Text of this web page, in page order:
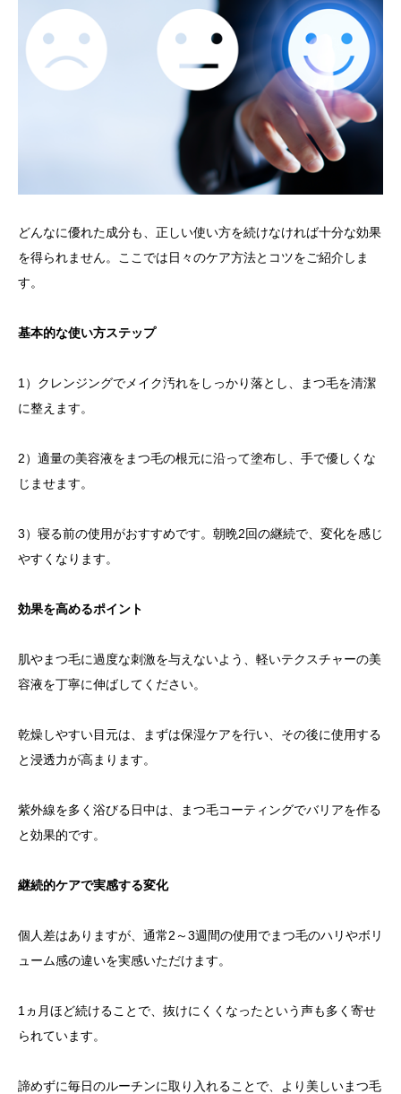
どんなに優れた成分も、正しい使い方を続けなければ十分な効果
を得られません。ここでは日々のケア方法とコツをご紹介しま
す。
基本的な使い方ステップ
1）クレンジングでメイク汚れをしっかり落とし、まつ毛を清潔
に整えます。
2）適量の美容液をまつ毛の根元に沿って塗布し、手で優しくな
じませます。
3）寝る前の使用がおすすめです。朝晩2回の継続で、変化を感じ
やすくなります。
効果を高めるポイント
肌やまつ毛に過度な刺激を与えないよう、軽いテクスチャーの美
容液を丁寧に伸ばしてください。
乾燥しやすい目元は、まずは保湿ケアを行い、その後に使用する
と浸透力が高まります。
紫外線を多く浴びる日中は、まつ毛コーティングでバリアを作る
と効果的です。
継続的ケアで実感する変化
個人差はありますが、通常2～3週間の使用でまつ毛のハリやボリ
ューム感の違いを実感いただけます。
1ヵ月ほど続けることで、抜けにくくなったという声も多く寄せ
られています。
諦めずに毎日のルーチンに取り入れることで、より美しいまつ毛